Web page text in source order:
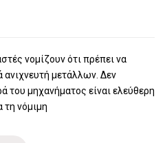
νομίζουν ότι πρέπει να
ανιχνευτή μετάλλων. Δεν
του μηχανήματος είναι ελεύθερη
νόμιμη